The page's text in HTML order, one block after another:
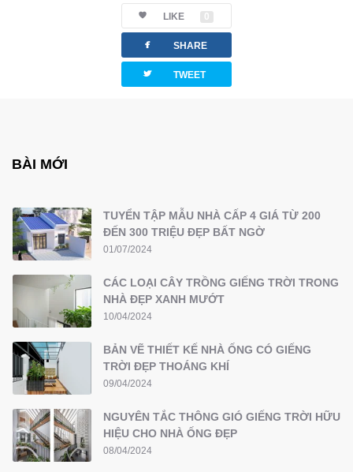
LIKE 0
facebook SHARE
twitterbird TWEET
BÀI MỚI
TUYỂN TẬP MẪU NHÀ CẤP 4 GIÁ TỪ 200
ĐẾN 300 TRIỆU ĐẸP BẤT NGỜ
01/07/2024
CÁC LOẠI CÂY TRỒNG GIẾNG TRỜI TRONG
NHÀ ĐẸP XANH MƯỚT
10/04/2024
BẢN VẼ THIẾT KẾ NHÀ ỐNG CÓ GIẾNG
TRỜI ĐẸP THOÁNG KHÍ
09/04/2024
NGUYÊN TẮC THÔNG GIÓ GIẾNG TRỜI HỮU
HIỆU CHO NHÀ ỐNG ĐẸP
08/04/2024